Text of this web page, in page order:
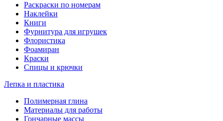
Раскраски по номерам
Наклейки
Книги
Фурнитура для игрушек
Флористика
Фоамиран
Краски
Спицы и крючки
Лепка и пластика
Полимерная глина
Материалы для работы
Гончарные массы